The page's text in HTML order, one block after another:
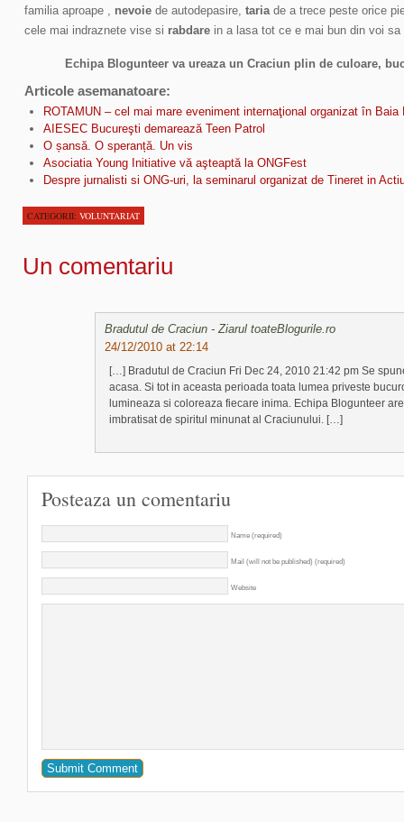
familia aproape , nevoie de autodepasire, tariade a trece peste orice
cele mai indraznete vise si rabdare in a lasa tot ce e mai bun din voi
Echipa Blogunteer va ureaza un Craciun plin de culoare,
Articole asemanatoare:
ROTAMUN – cel mai mare eveniment internaţional organizat în Baia
AIESEC Bucureşti demarează Teen Patrol
O șansă. O speranță. Un vis
Asociatia Young Initiative vă aşteaptă la ONGFest
Despre jurnalisti si ONG-uri, la seminarul organizat de Tineret in
CATEGORII: VOLUNTARIAT
Un comentariu
Bradutul de Craciun - Ziarul toateBlogurile.ro
24/12/2010 at 22:14
[…] Bradutul de Craciun Fri Dec 24, 2010 21:42 pm Se
acasa. Si tot in aceasta perioada toata lumea priveste
lumineaza si coloreaza fiecare inima. Echipa Blogunteer
imbratisat de spiritul minunat al Craciunului. […]
Posteaza un comentariu
Name (required)
Mail (will not be published) (required)
Website